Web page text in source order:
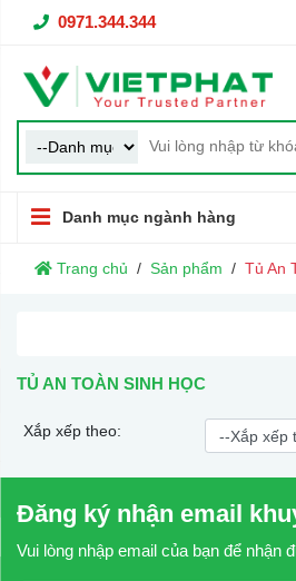
0971.344.344
Danh mục ngành hàng
Trang chủ Sản phẩm Tủ An
TỦ AN TOÀN SINH HỌC
Xắp xếp theo:
Đăng ký nhận email
Vui lòng nhập email của bạn để nhận